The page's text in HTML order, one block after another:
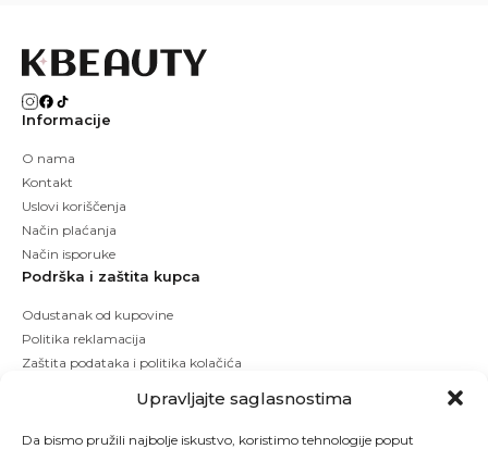
Upravljajte saglasnostima
Da bismo pružili najbolje iskustvo, koristimo tehnologije poput
Informacije
O nama
Kontakt
Uslovi koriščenja
Način plaćanja
Način isporuke
Podrška i zaštita kupca
Odustanak od kupovine
Politika reklamacija
Zaštita podataka i politika kolačića